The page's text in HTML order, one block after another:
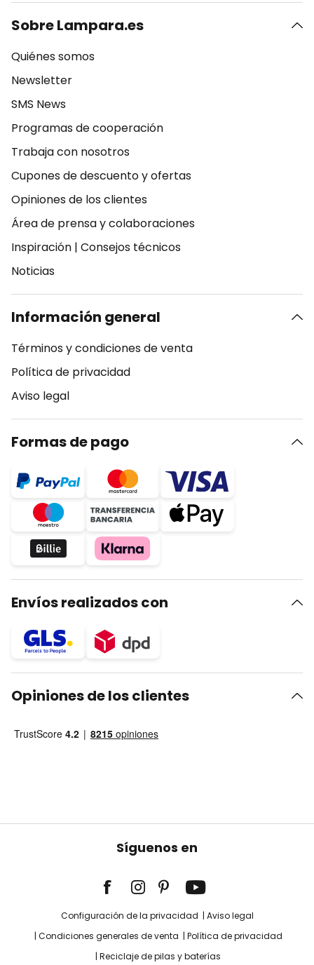
Sobre Lampara.es
Quiénes somos
Newsletter
SMS News
Programas de cooperación
Trabaja con nosotros
Cupones de descuento y ofertas
Opiniones de los clientes
Área de prensa y colaboraciones
Inspiración | Consejos técnicos
Noticias
Información general
Términos y condiciones de venta
Política de privacidad
Aviso legal
Formas de pago
Envíos realizados con
Opiniones de los clientes
Síguenos en
Configuración de la privacidad
Aviso legal
Condiciones generales de venta
Política de privacidad
Reciclaje de pilas y baterías